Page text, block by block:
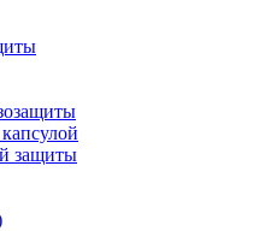
защиты